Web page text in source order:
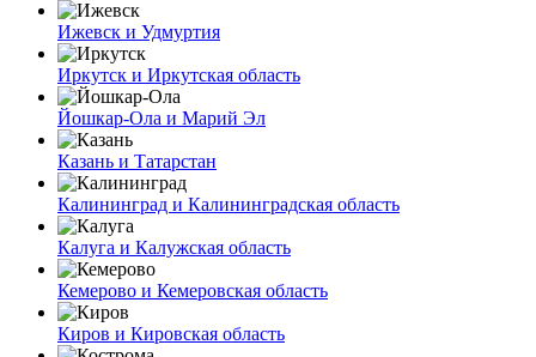
Ижевск и Удмуртия
Иркутск и Иркутская область
Йошкар-Ола и Марий Эл
Казань и Татарстан
Калининград и Калининградская область
Калуга и Калужская область
Кемерово и Кемеровская область
Киров и Кировская область